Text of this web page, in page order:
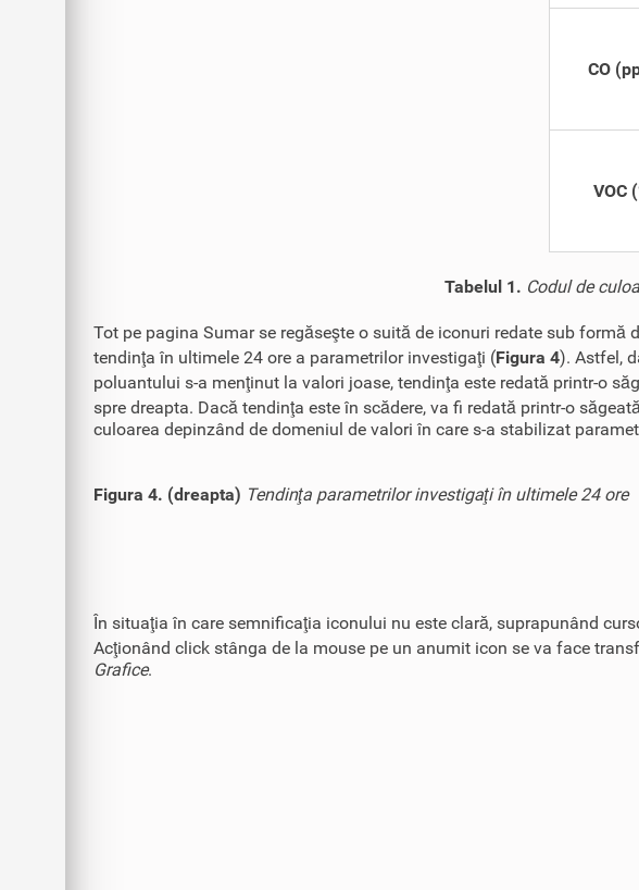
CO
VOC
Tabelul 1. Codul de
Tot pe pagina Sumar se regăseşte o suită de iconuri redate sub formă
tendinţa în ultimele 24 ore a parametrilor investigaţi (Figura 4). Astfel,
poluantului s-a menţinut la valori joase, tendinţa este redată printr-o
spre dreapta. Dacă tendinţa este în scădere, va fi redată printr-o
culoarea depinzând de domeniul de valori în care s-a stabilizat
Figura 4. (dreapta) Tendinţa parametrilor investigaţi în ultimele 24 ore
În situaţia în care semnificaţia iconului nu este clară, suprapunând
Acţionând click stânga de la mouse pe un anumit icon se va face
Grafice.